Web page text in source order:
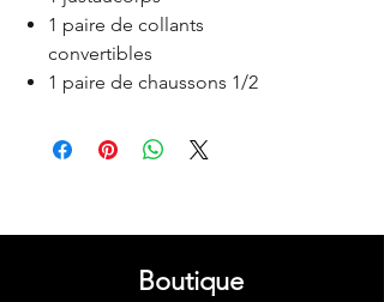
1 paire de collants
convertibles
1 paire de chaussons 1/2
Boutique